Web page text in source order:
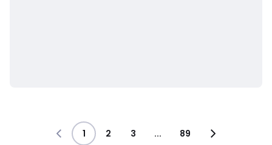
1 2 3 ... 89